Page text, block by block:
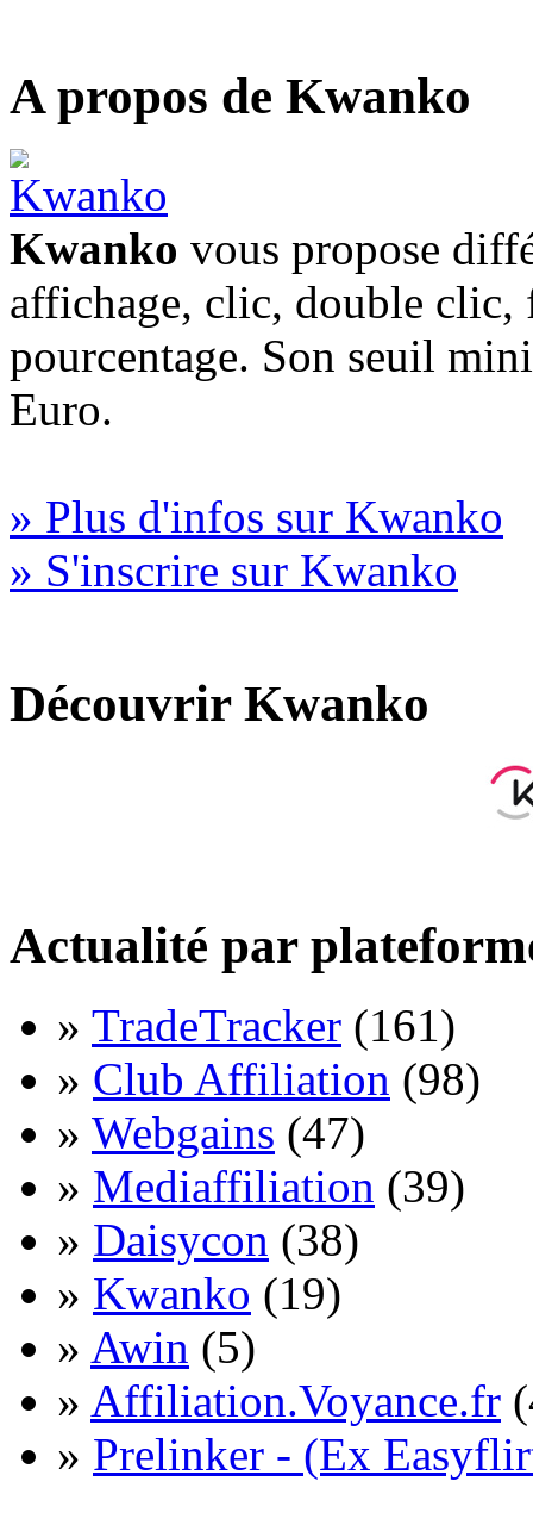
A propos de Kwanko
Kwanko vous propose
affichage, clic, double clic,
pourcentage. Son seuil
Euro.
» Plus d'infos sur Kwanko
» S'inscrire sur Kwanko
Découvrir Kwanko
Actualité par
» TradeTracker (161)
» Club Affiliation (98)
» Webgains (47)
» Mediaffiliation (39)
» Daisycon (38)
» Kwanko (19)
» Awin (5)
» Affiliation.Voyance.fr
» Prelinker - (Ex